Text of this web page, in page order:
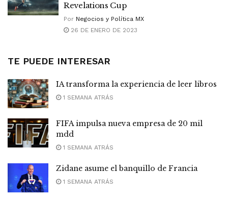
Revelations Cup
Por Negocios y Política MX
26 DE ENERO DE 2023
TE PUEDE INTERESAR
IA transforma la experiencia de leer libros
1 SEMANA ATRÁS
FIFA impulsa nueva empresa de 20 mil
mdd
1 SEMANA ATRÁS
Zidane asume el banquillo de Francia
1 SEMANA ATRÁS